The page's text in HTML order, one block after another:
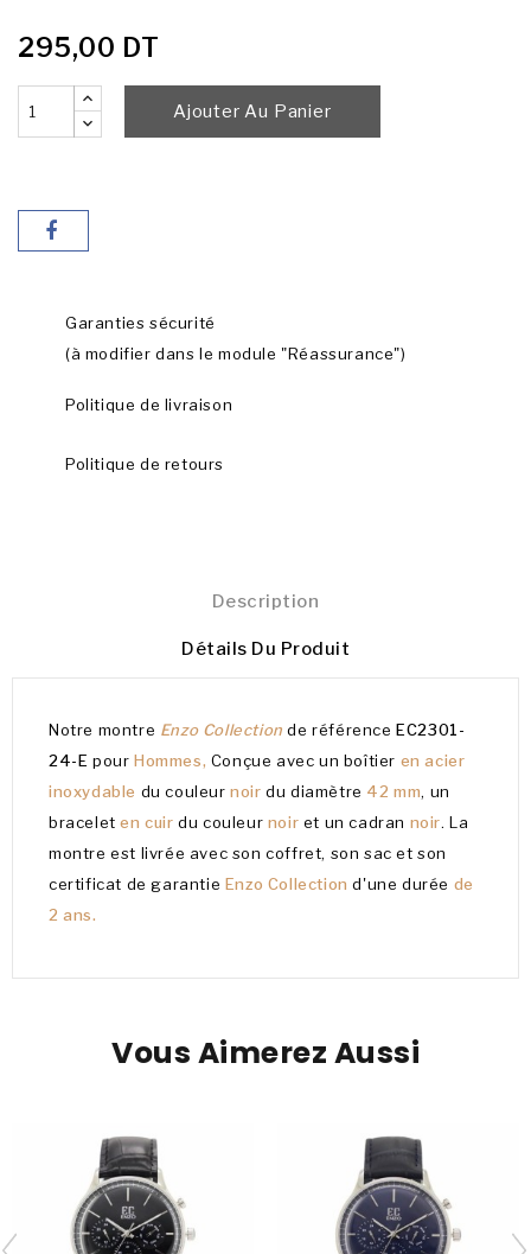
295,00 DT
Ajouter Au Panier
Garanties sécurité
(à modifier dans le module "Réassurance")
Politique de livraison
Politique de retours
Description
Détails Du Produit
Notre montre Enzo Collectionde référenceEC2301-
24-E pourHommes, Conçue avec un boîtier en acier
inoxydable du couleurnoirdu diamètre 42 mm, un
braceleten cuirdu couleur noir et un cadran noir. La
montre est livrée avec son coffret, son sac et son
certificat de garantie Enzo Collectiond'une durée de
2 ans.
Vous Aimerez Aussi